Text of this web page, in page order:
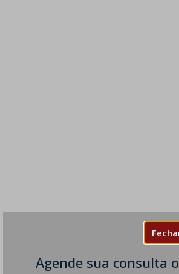
Agende sua consulta